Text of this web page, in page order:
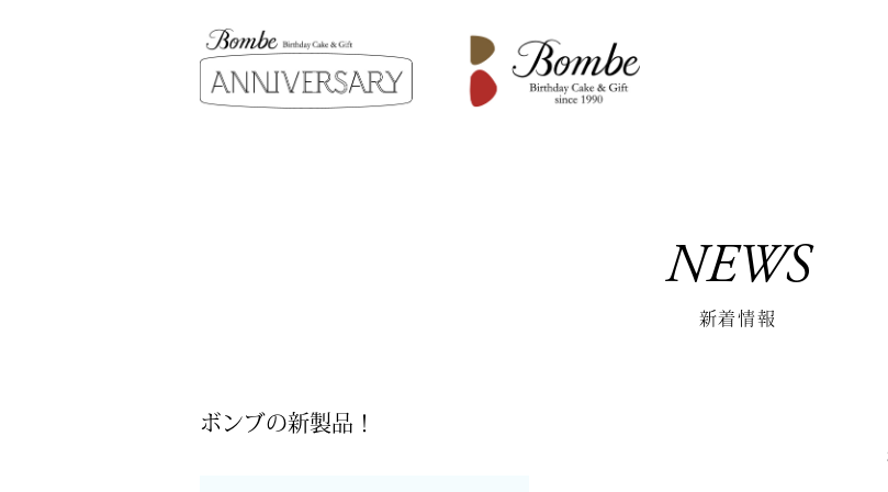
NEWS
新着情報
ボンブの新製品！